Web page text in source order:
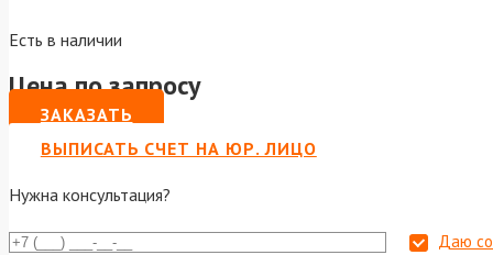
Есть в наличии
Цена по запросу
ЗАКАЗАТЬ
ВЫПИСАТЬ СЧЕТ НА ЮР. ЛИЦО
Нужна консультация?
Даю